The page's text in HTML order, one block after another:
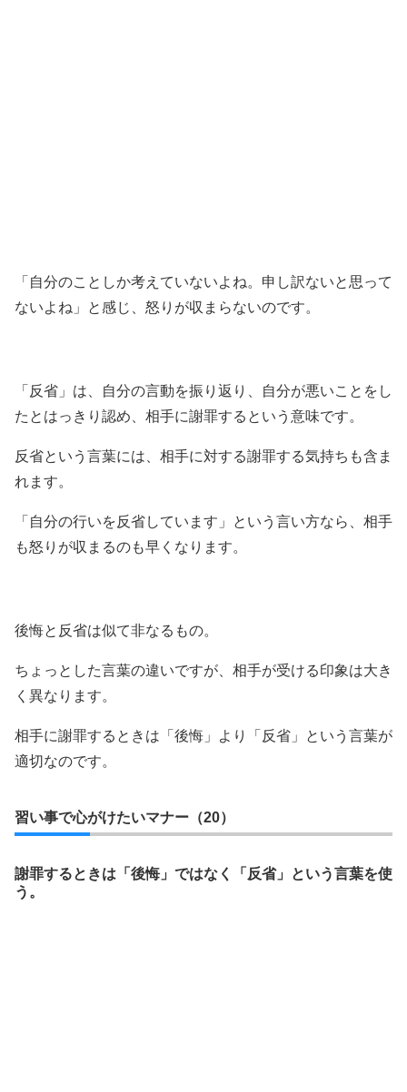
「自分のことしか考えていないよね。申し訳ないと思って
ないよね」と感じ、怒りが収まらないのです。
「反省」は、自分の言動を振り返り、自分が悪いことをし
たとはっきり認め、相手に謝罪するという意味です。
反省という言葉には、相手に対する謝罪する気持ちも含ま
れます。
「自分の行いを反省しています」という言い方なら、相手
も怒りが収まるのも早くなります。
後悔と反省は似て非なるもの。
ちょっとした言葉の違いですが、相手が受ける印象は大き
く異なります。
相手に謝罪するときは「後悔」より「反省」という言葉が
適切なのです。
習い事で心がけたいマナー（20）
謝罪するときは「後悔」ではなく「反省」という言葉を使
う。